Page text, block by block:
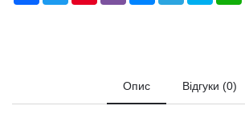
Опис Відгуки (0)